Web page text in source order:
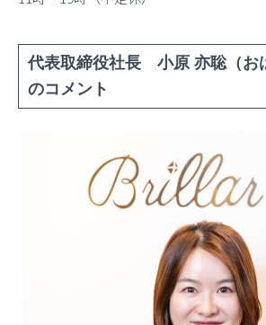
代表取締役社長 小原 亦聡（お
のコメント